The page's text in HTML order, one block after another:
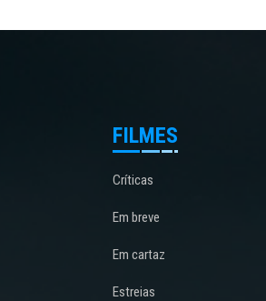
FILMES
Críticas
Em breve
Em cartaz
Estreias